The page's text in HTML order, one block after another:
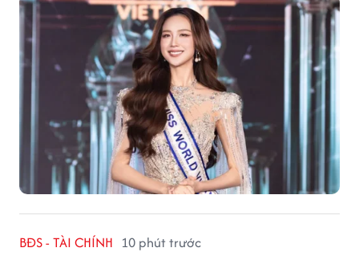
BĐS - TÀI CHÍNH 10 phút trước